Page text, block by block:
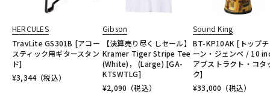
HERCULES
TravLite GS301B [アコー
スティック用ギタースタン
ド]
¥3,344（税込）
Gibson
【決算売り尽くしセール】
Kramer Tiger Stripe Tee
(White)， (Large) [GA-
KTSWTLG]
¥2,090 （税込）
Sound King
BT-KP10AK [トップ
ーン・ジェンベ / 10
アブストラクト・コタ
ク]
¥33,000 （税込）